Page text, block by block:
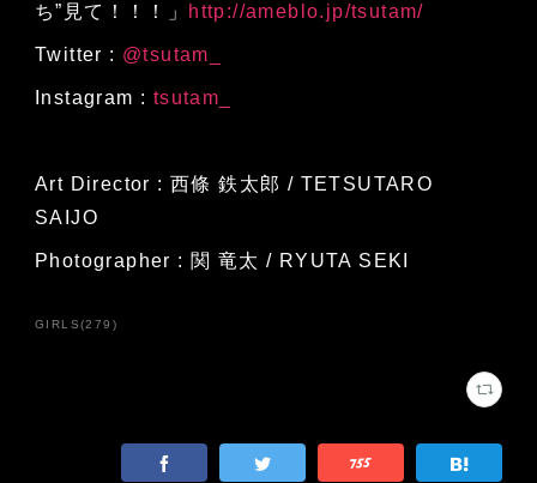
ち”見て！！！」
http://ameblo.jp/tsutam/
Twitter : @tsutam_
Instagram : tsutam_
Art Director : 西條 鉄太郎 / TETSUTARO
SAIJO
Photographer : 関 竜太 / RYUTA SEKI
GIRLS(279 )